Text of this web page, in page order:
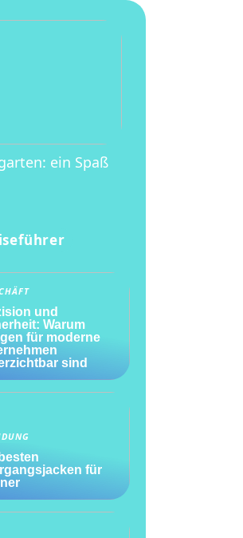
ein Spaß
und
Warum
für moderne
sind
für